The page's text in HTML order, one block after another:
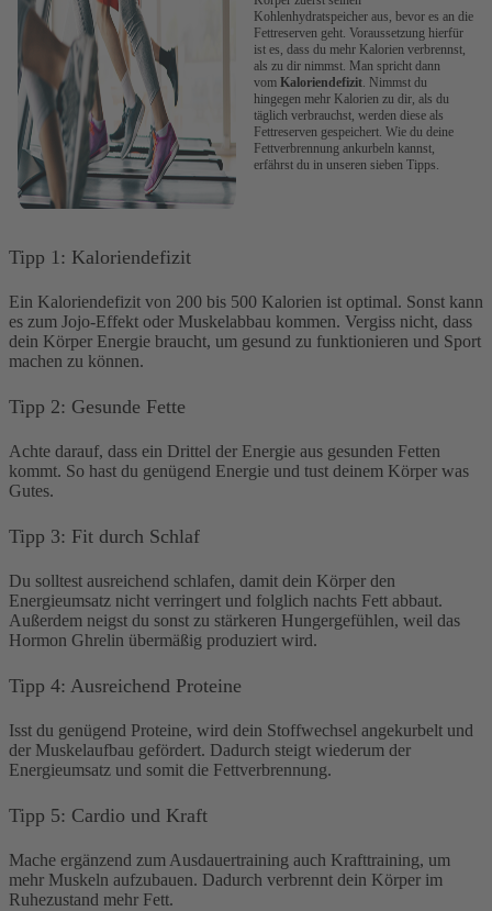
Kohlenhydratspeicher aus, bevor es an die
Fettreserven geht. Voraussetzung hierfür
ist es, dass du mehr Kalorien verbrennst,
als zu dir nimmst. Man spricht dann
vom Kaloriendefizit. Nimmst du
hingegen mehr Kalorien zu dir, als du
täglich verbrauchst, werden diese als
Fettreserven gespeichert. Wie du deine
Fettverbrennung ankurbeln kannst,
erfährst du in unseren sieben Tipps.
Tipp 1: Kaloriendefizit
Ein Kaloriendefizit von 200 bis 500 Kalorien ist optimal. Sonst kann
es zum Jojo-Effekt oder Muskelabbau kommen. Vergiss nicht, dass
dein Körper Energie braucht, um gesund zu funktionieren und Sport
machen zu können.
Tipp 2: Gesunde Fette
Achte darauf, dass ein Drittel der Energie aus gesunden Fetten
kommt. So hast du genügend Energie und tust deinem Körper was
Gutes.
Tipp 3: Fit durch Schlaf
Du solltest ausreichend schlafen, damit dein Körper den
Energieumsatz nicht verringert und folglich nachts Fett abbaut.
Außerdem neigst du sonst zu stärkeren Hungergefühlen, weil das
Hormon Ghrelin übermäßig produziert wird.
Tipp 4: Ausreichend Proteine
Isst du genügend Proteine, wird dein Stoffwechsel angekurbelt und
der Muskelaufbau gefördert. Dadurch steigt wiederum der
Energieumsatz und somit die Fettverbrennung.
Tipp 5: Cardio und Kraft
Mache ergänzend zum Ausdauertraining auch Krafttraining, um
mehr Muskeln aufzubauen. Dadurch verbrennt dein Körper im
Ruhezustand mehr Fett.